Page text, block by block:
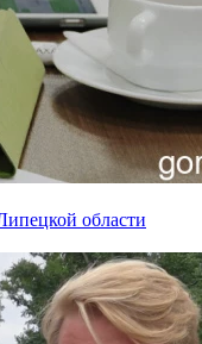
области